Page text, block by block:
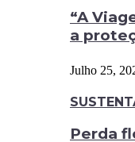
“A
a
Julho 25,
Perda